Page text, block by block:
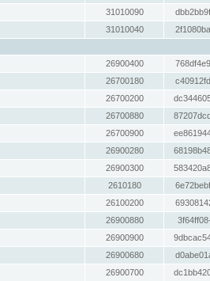
31010090
31010040
26900400
26700180
26700200
26700880
26700900
26900280
26900300
2610180
26100200
26900880
26900900
26900680
26900700